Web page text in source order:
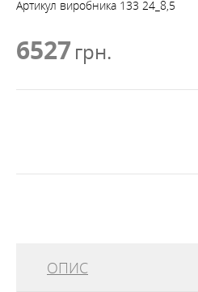
Артикул виробника 133 24_8,5
6527 грн.
ОПИС